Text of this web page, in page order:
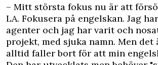
– Mitt största fokus nu är att
LA. Fokusera på engelskan. Jag
agenter och jag har varit och
projekt, med sjuka namn. Men det
alltid faller bort för att min